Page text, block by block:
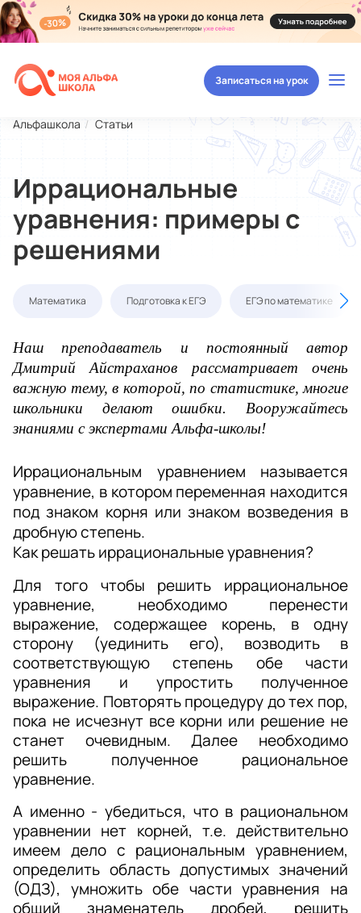
Записаться на урок
Альфашкола Статьи
Иррациональные
уравнения: примеры с
решениями
Математика Подготовка к ЕГЭ ЕГЭ по математике
Наш преподаватель и постоянный автор
Дмитрий Айстраханов рассматривает очень
важную тему, в которой, по статистике, многие
школьники делают ошибки. Вооружайтесь
знаниями с экспертами Альфа-школы!
Иррациональным уравнением называется
уравнение, в котором переменная находится
под знаком корня или знаком возведения в
дробную степень.
Как решать иррациональные уравнения?
Для того чтобы решить иррациональное
уравнение, необходимо перенести
выражение, содержащее корень, в одну
сторону (уединить его), возводить в
соответствующую степень обе части
уравнения и упростить полученное
выражение. Повторять процедуру до тех пор,
пока не исчезнут все корни или решение не
станет очевидным. Далее необходимо
решить полученное рациональное
уравнение.
А именно - убедиться, что в рациональном
уравнении нет корней, т.е. действительно
имеем дело с рациональным уравнением,
определить область допустимых значений
(ОДЗ), умножить обе части уравнения на
общий знаменатель дробей, решить